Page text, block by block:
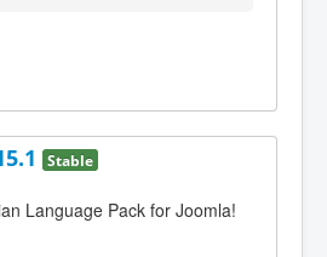
Stable
Language Pack for Joomla!